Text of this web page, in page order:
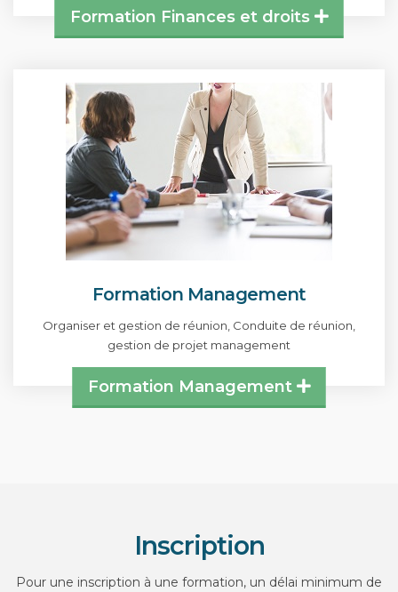
Formation Finances et droits
Formation Management
Organiser et gestion de réunion, Conduite de réunion,
gestion de projet management
Formation Management
Inscription
Pour une inscription à une formation, un délai minimum de